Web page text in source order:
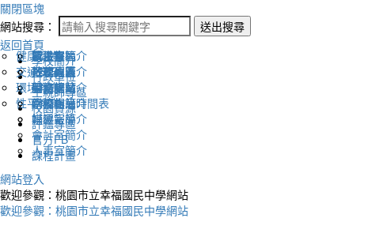
關閉區塊
網站搜尋：
送出搜尋
返回首頁
學校簡介
認識幸福
地理位置
英文網站
幸福相簿
媒體報導
行政單位
校長室簡介
教務處簡介
學務處簡介
總務處簡介
輔導室簡介
會計室簡介
人事室簡介
生親師專區
新生專區
升學專區
圖書館藏
學校作息時間表
校園資源
電子報
下載列表
評鑑專區
健康促進
交通安全
環境教育
性平教育
官方FB
課程計畫
網站登入
歡迎參觀：桃園市立幸福國民中學網站
歡迎參觀：桃園市立幸福國民中學網站